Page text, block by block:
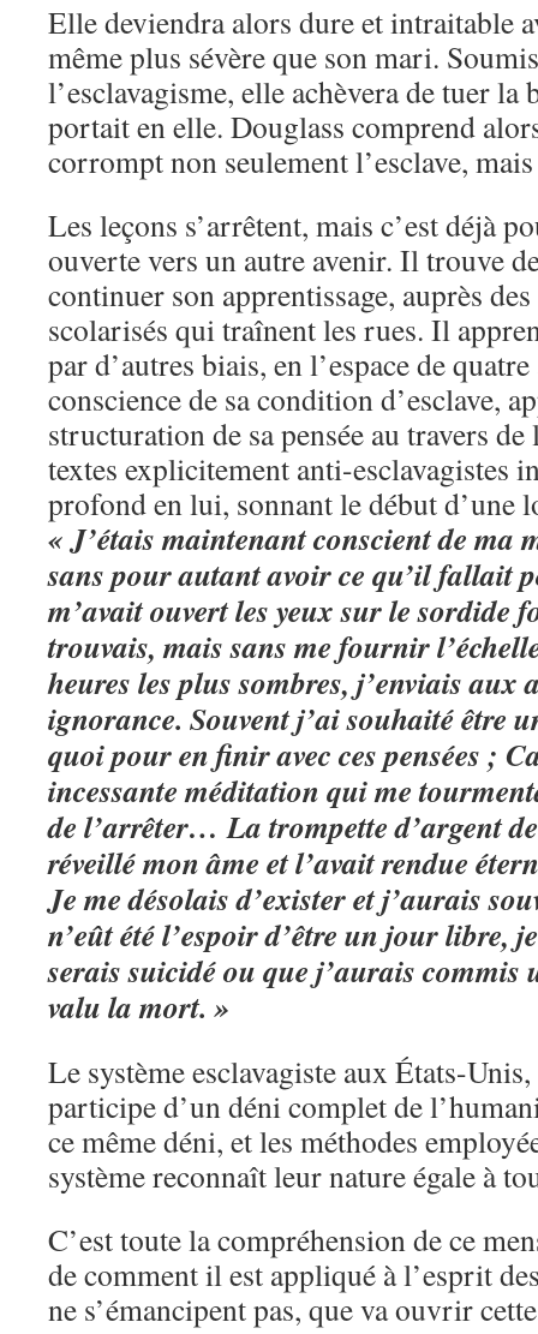
Elle deviendra alors dure et intraitable
même plus sévère que son mari.
l’esclavagisme, elle achèvera de tuer la
portait en elle. Douglass comprend
corrompt non seulement l’esclave,
Les leçons s’arrêtent, mais c’est déjà
ouverte vers un autre avenir. Il trouve
continuer son apprentissage, auprès
scolarisés qui traînent les rues. Il
par d’autres biais, en l’espace de
conscience de sa condition d’esclave,
structuration de sa pensée au travers
textes explicitement anti-esclavagistes
profond en lui, sonnant le début d’une
« J’étais maintenant conscient de ma
sans pour autant avoir ce qu’il fallait
m’avait ouvert les yeux sur le sordide
trouvais, mais sans me fournir
heures les plus sombres, j’enviais aux
ignorance. Souvent j’ai souhaité être
quoi pour en finir avec ces pensées ;
incessante méditation qui me
de l’arrêter… La trompette d’argent
réveillé mon âme et l’avait rendue
Je me désolais d’exister et j’aurais
n’eût été l’espoir d’être un jour libre,
serais suicidé ou que j’aurais commis
valu la mort. »
Le système esclavagiste aux États-
participe d’un déni complet de
ce même déni, et les méthodes
système reconnaît leur nature égale à
C’est toute la compréhension de ce
de comment il est appliqué à l’esprit
ne s’émancipent pas, que va ouvrir